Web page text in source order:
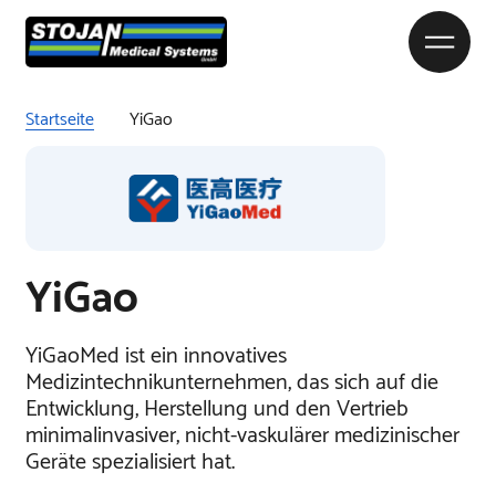
Startseite YiGao
YiGao
YiGaoMed ist ein innovatives
Medizintechnikunternehmen, das sich auf die
Entwicklung, Herstellung und den Vertrieb
minimalinvasiver, nicht-vaskulärer medizinischer
Geräte spezialisiert hat.